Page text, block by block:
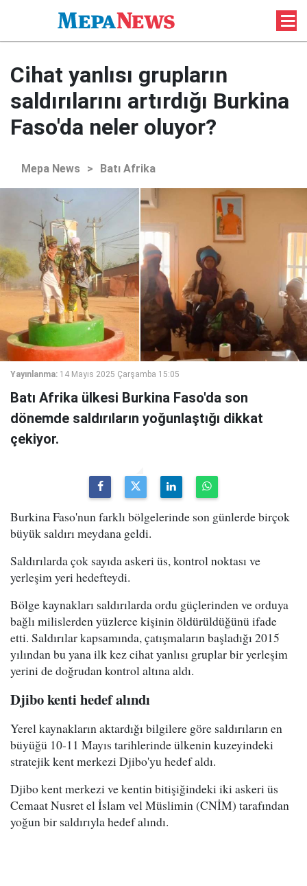
Cihat yanlısı grupların
saldırılarını artırdığı Burkina
Faso'da neler oluyor?
Mepa News > Batı Afrika
Yayınlanma: 14 Mayıs 2025 Çarşamba 15:05
Batı Afrika ülkesi Burkina Faso'da son
dönemde saldırıların yoğunlaştığı dikkat
çekiyor.
Burkina Faso'nun farklı bölgelerinde son günlerde birçok
büyük saldırı meydana geldi.
Saldırılarda çok sayıda askeri üs, kontrol noktası ve
yerleşim yeri hedefteydi.
Bölge kaynakları saldırılarda ordu güçlerinden ve orduya
bağlı milislerden yüzlerce kişinin öldürüldüğünü ifade
etti. Saldırılar kapsamında, çatışmaların başladığı 2015
yılından bu yana ilk kez cihat yanlısı gruplar bir yerleşim
yerini de doğrudan kontrol altına aldı.
Djibo kenti hedef alındı
Yerel kaynakların aktardığı bilgilere göre saldırıların en
büyüğü 10-11 Mayıs tarihlerinde ülkenin kuzeyindeki
stratejik kent merkezi Djibo'yu hedef aldı.
Djibo kent merkezi ve kentin bitişiğindeki iki askeri üs
Cemaat Nusret el İslam vel Müslimin (CNİM) tarafından
yoğun bir saldırıyla hedef alındı.